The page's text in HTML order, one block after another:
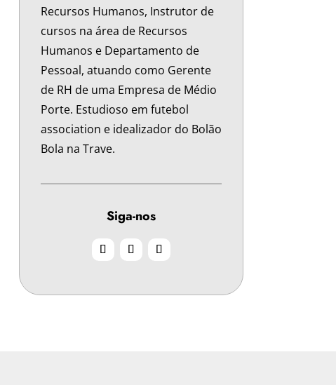
Recursos Humanos, Instrutor de
cursos na área de Recursos
Humanos e Departamento de
Pessoal, atuando como Gerente
de RH de uma Empresa de Médio
Porte. Estudioso em futebol
association e idealizador do Bolão
Bola na Trave.
Siga-nos